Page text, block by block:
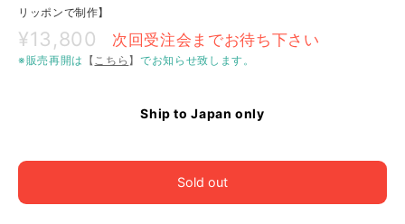
リッポンで制作】
¥13,800 次回受注会までお待ち下さい
※販売再開は 【こちら 】でお知らせ致します。
Ship to Japan only
Sold out